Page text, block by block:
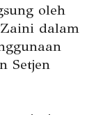
oleh
dalam
Setjen